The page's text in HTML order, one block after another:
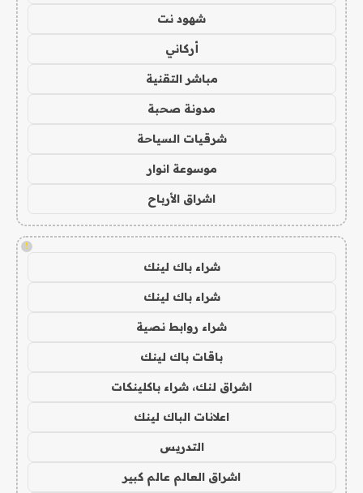
شهود نت
أركاني
مباشر التقنية
مدونة صحبة
شرقيات السياحة
موسوعة انوار
اشراق الأرباح
!
شراء باك لينك
شراء باك لينك
شراء روابط نصية
باقات باك لينك
اشراق لنك، شراء باكلينكات
اعلانات الباك لينك
التدريس
اشراق العالم عالم كبير